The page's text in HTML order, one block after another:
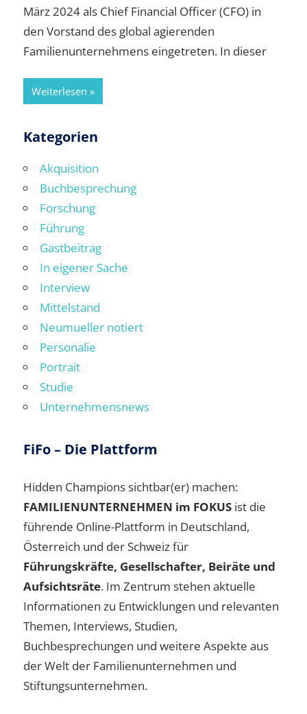
März 2024 als Chief Financial Officer (CFO) in
den Vorstand des global agierenden
Familienunternehmens eingetreten. In dieser
Weiterlesen
Kategorien
Akquisition
Buchbesprechung
Forschung
Führung
Gastbeitrag
In eigener Sache
Interview
Mittelstand
Neumueller notiert
Personalie
Portrait
Studie
Unternehmensnews
FiFo – Die Plattform
Hidden Champions sichtbar(er) machen:
FAMILIENUNTERNEHMEN im FOKUS ist die
führende Online-Plattform in Deutschland,
Österreich und der Schweiz für
Führungskräfte, Gesellschafter, Beiräte und
Aufsichtsräte. Im Zentrum stehen aktuelle
Informationen zu Entwicklungen und relevanten
Themen, Interviews, Studien,
Buchbesprechungen und weitere Aspekte aus
der Welt der Familienunternehmen und
Stiftungsunternehmen.